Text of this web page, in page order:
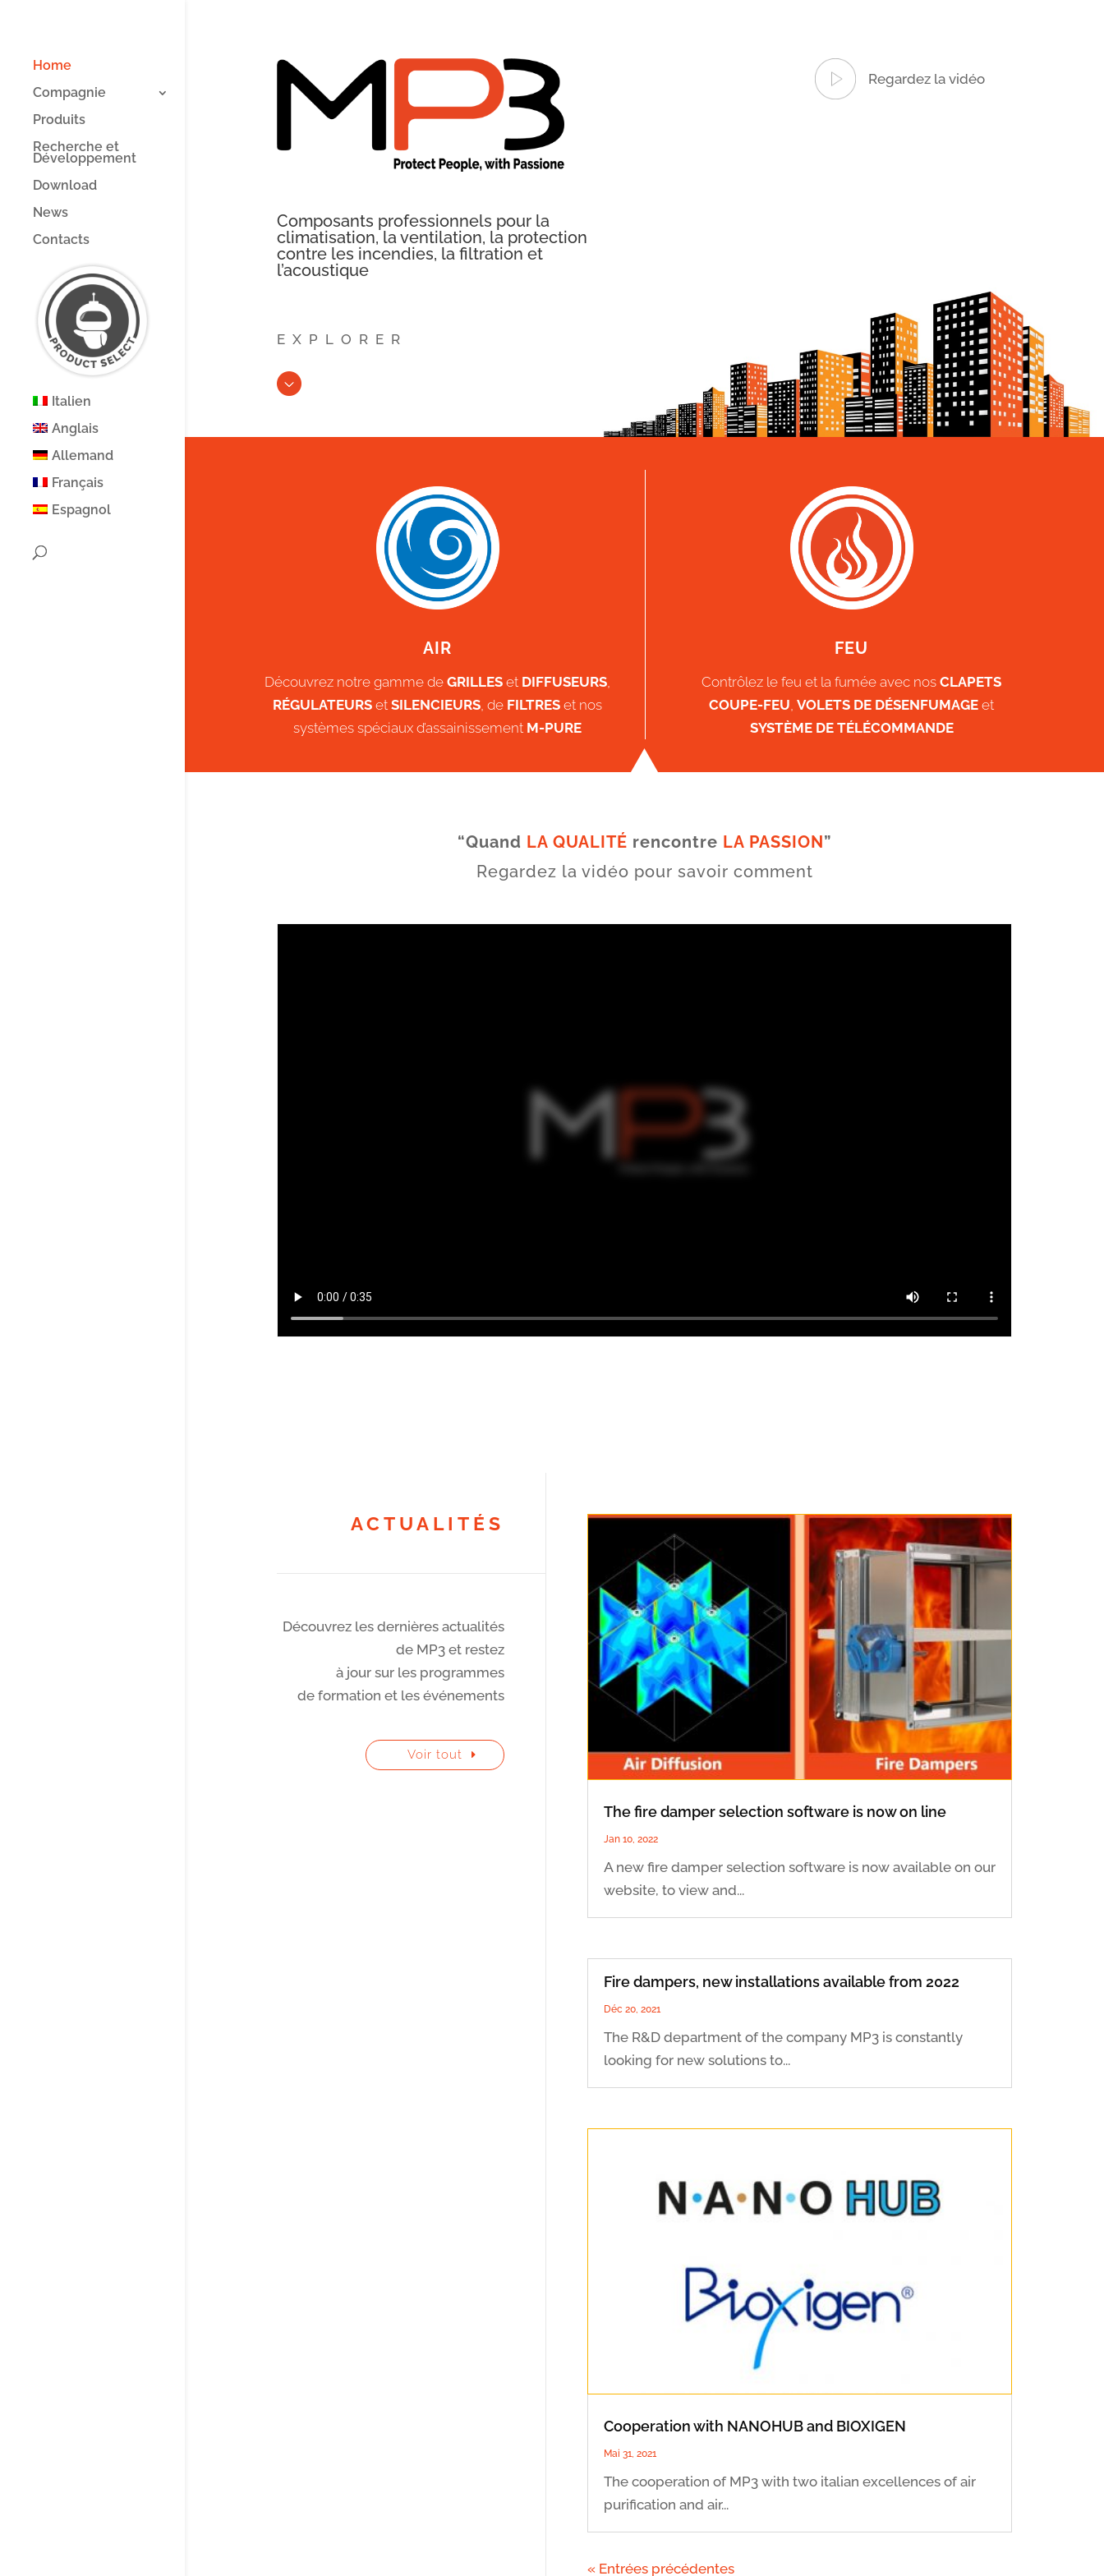
Home
Compagnie
Produits
Recherche et
Développement
Download
News
Contacts
Italien
Anglais
Allemand
Français
Espagnol
Composants professionnels pour la
climatisation, la ventilation, la protection
contre les incendies, la filtration et
l’acoustique
Regardez la vidéo
EXPLORER
AIR
Découvrez notre gamme deGRILLES et DIFFUSEURS
RÉGULATEURS etSILENCIEURS , de FILTRESet nos
systèmes spéciaux d’assainissement M-PURE
FEU
Contrôlez le feu et la fumée avec nosCLAPETS
COUPE-FEU,VOLETS DE DÉSENFUMAGE et
SYSTÈME DE TÉLÉCOMMANDE
“Quand LA QUALITÉ rencontre LA PASSION”
Regardez la vidéo pour savoir comment
ACTUALITÉS
Découvrez les dernières actualités
de MP3 et restez
à jour sur les programmes
de formation et les événements
Voir tout
The fire damper selection software is now on line
Jan 10, 2022
A new fire damper selection software is now available on our
website, to view and...
Fire dampers, new installations available from 2022
Déc 20, 2021
The R&D department of the company MP3 is constantly
looking for new solutions to...
Cooperation with NANOHUB and BIOXIGEN
Mai 31, 2021
The cooperation of MP3 with two italian excellences of air
purification and air...
« Entrées précédentes